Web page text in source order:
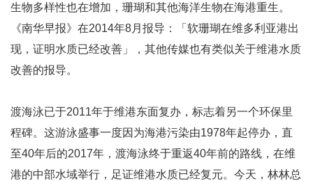
生物多样性也在增加，珊瑚和其他海洋生物在海港重生。
《南华早报》在2014年8月报导：「软珊瑚在维多利亚港出
现，证明水质已经改善」，其他传媒也有类似关于维港水质
改善的报导。
渡海泳已于2011年于维港东面复办，标志着另一个环保里
程碑。这游泳盛事一度因为海港污染由1978年起停办，直
至40年后的2017年，渡海泳终于重返40年前的路线，在维
港的中部水域举行，足证维港水质已经复元。今天，林林总